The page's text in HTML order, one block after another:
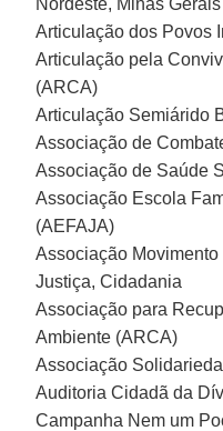
Articulação dos Povos
Articulação pela
(ARCA)
Articulação Semiárido
Associação de
Associação de Saúde
Associação Escola
(AEFAJA)
Associação
Justiça, Cidadania
Associação para
Ambiente (ARCA)
Associação
Auditoria Cidadã da
Campanha Nem um